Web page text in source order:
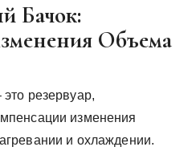
Бачок:
Объема
резервуар,
изменения
и охлаждении.